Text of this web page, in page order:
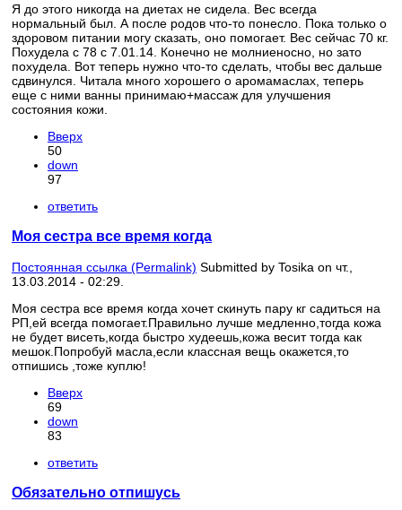
Я до этого никогда на диетах не сидела. Вес всегда
нормальный был. А после родов что-то понесло. Пока только о
здоровом питании могу сказать, оно помогает. Вес сейчас 70 кг.
Похудела с 78 с 7.01.14. Конечно не молниеносно, но зато
похудела. Вот теперь нужно что-то сделать, чтобы вес дальше
сдвинулся. Читала много хорошего о аромамаслах, теперь
еще с ними ванны принимаю+массаж для улучшения
состояния кожи.
Вверх
50
down
97
ответить
Моя сестра все время когда
Постоянная ссылка (Permalink) Submitted by Tosika on чт.,
13.03.2014 - 02:29.
Моя сестра все время когда хочет скинуть пару кг садиться на
РП,ей всегда помогает.Правильно лучше медленно,тогда кожа
не будет висеть,когда быстро худеешь,кожа весит тогда как
мешок.Попробуй масла,если классная вещь окажется,то
отпишись ,тоже куплю!
Вверх
69
down
83
ответить
Обязательно отпишусь